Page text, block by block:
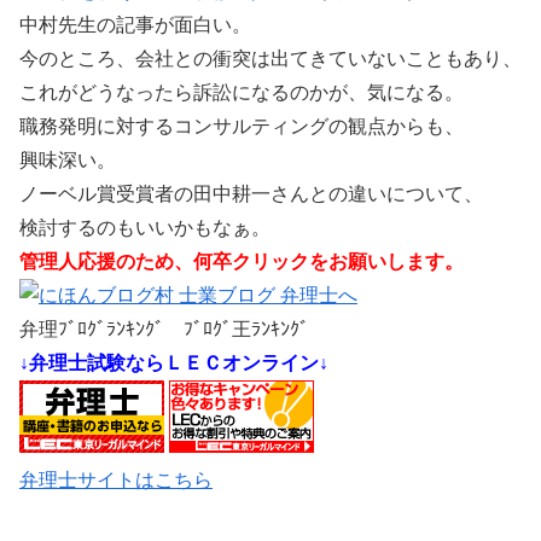
中村先生の記事が面白い。
今のところ、会社との衝突は出てきていないこともあり、
これがどうなったら訴訟になるのかが、気になる。
職務発明に対するコンサルティングの観点からも、
興味深い。
ノーベル賞受賞者の田中耕一さんとの違いについて、
検討するのもいいかもなぁ。
管理人応援のため、何卒クリックをお願いします。
弁理ﾌﾞﾛｸﾞﾗﾝｷﾝｸﾞ ﾌﾞﾛｸﾞ王ﾗﾝｷﾝｸﾞ
↓弁理士試験ならＬＥＣオンライン↓
弁理士サイトはこちら